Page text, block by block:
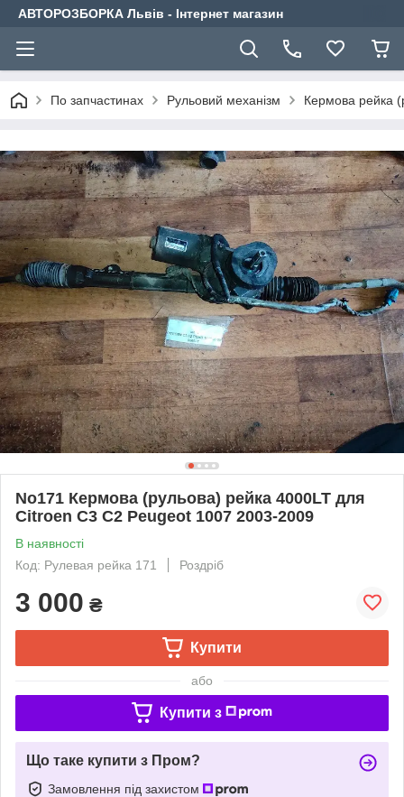
АВТОРОЗБОРКА Львів - Інтернет магазин
По запчастинах Рульовий механізм Кермова рейка
No171 Кермова (рульова) рейка 4000LT для
Citroen C3 C2 Peugeot 1007 2003-2009
В наявності
Код: Рулевая рейка 171
Роздріб
3 000 ₴
Купити
або
Купити з
Що таке купити з Пром?
Замовлення під захистом